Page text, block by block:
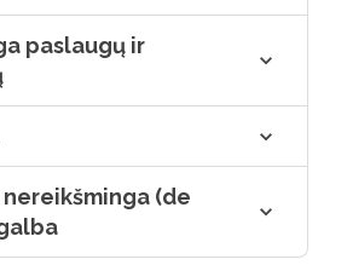
paslaugų ir
(de